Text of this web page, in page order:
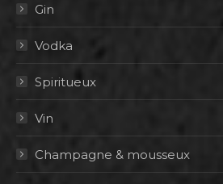
Gin
Vodka
Spiritueux
Vin
Champagne & mousseux